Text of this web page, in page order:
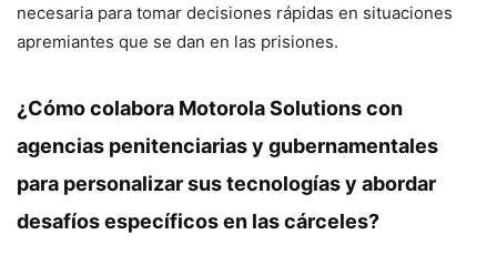
necesaria para tomar decisiones rápidas en situaciones
apremiantes que se dan en las prisiones.
¿Cómo colabora Motorola Solutions con
agencias penitenciarias y gubernamentales
para personalizar sus tecnologías y abordar
desafíos específicos en las cárceles?